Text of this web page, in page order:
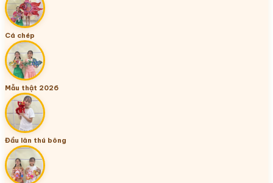
Cá chép
Mẫu thật 2026
Đầu lân thú bông